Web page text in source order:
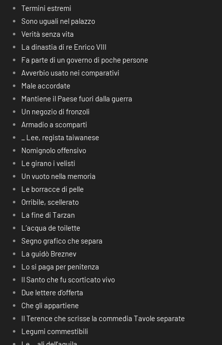
Termini estremi
Sono uguali nel palazzo
Verità senza vita
La dinastia di re Enrico VIII
Fa parte di un governo di poche persone
Avverbio usato nei comparativi
Male accordate
Mantiene il Paese fuori dalla guerra
Un negozio di fronzoli
Armadio a scomparti
_ Lee, regista taiwanese
Nomignolo offensivo
Le girano i velisti
Un vuoto nella memoria
Le borracce di pelle
Orribile, scellerato
La fine di Tarzan
L’acqua de toilette
Segno grafico che separa
La guidò Breznev
Lo si paga per penitenza
Il Santo che fu scorticato vivo
Due lettere d’offerta
Che gli appartiene
Il Terence che scrisse la commedia Tavole separate
Legumi commestibili